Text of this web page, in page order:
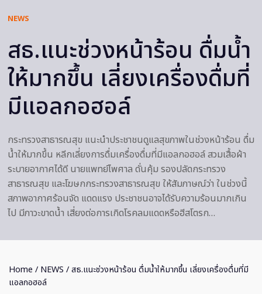
NEWS
สธ.แนะช่วงหน้าร้อน ดื่มน้ำ
ให้มากขึ้น เลี่ยงเครื่องดื่มที่
มีแอลกอฮอล์
กระทรวงสาธารณสุข แนะนำประชาชนดูแลสุขภาพในช่วงหน้าร้อน ดื่ม
น้ำให้มากขึ้น หลีกเลี่ยงการดื่มเครื่องดื่มที่มีแอลกอฮอล์ สวมเสื้อผ้า
ระบายอากาศได้ดี นายแพทย์ไพศาล ดั่นคุ้ม รองปลัดกระทรวง
สาธารณสุข และโฆษกกระทรวงสาธารณสุข ให้สัมภาษณ์ว่า ในช่วงนี้
สภาพอากาศร้อนจัด แดดแรง ประชาชนอาจได้รับความร้อนมากเกิน
ไป มีภาวะขาดน้ำ เสี่ยงต่อการเกิดโรคลมแดดหรือฮีสโตรก…
Home / NEWS / สธ.แนะช่วงหน้าร้อน ดื่มน้ำให้มากขึ้น เลี่ยงเครื่องดื่มที่มี
แอลกอฮอล์